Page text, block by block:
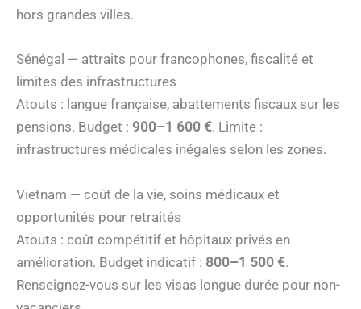
hors grandes villes.
Sénégal — attraits pour francophones, fiscalité et
limites des infrastructures
Atouts : langue française, abattements fiscaux sur les
pensions. Budget : 900–1 600 €. Limite :
infrastructures médicales inégales selon les zones.
Vietnam — coût de la vie, soins médicaux et
opportunités pour retraités
Atouts : coût compétitif et hôpitaux privés en
amélioration. Budget indicatif : 800–1 500 €.
Renseignez-vous sur les visas longue durée pour non-